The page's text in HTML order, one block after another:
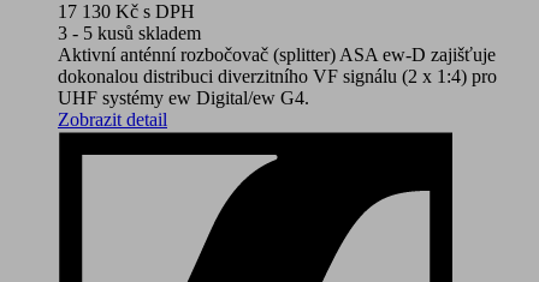
17 130 Kč s DPH
3 - 5 kusů skladem
Aktivní anténní rozbočovač (splitter) ASA ew-D zajišťuje
dokonalou distribuci diverzitního VF signálu (2 x 1:4) pro
UHF systémy ew Digital/ew G4.
Zobrazit detail